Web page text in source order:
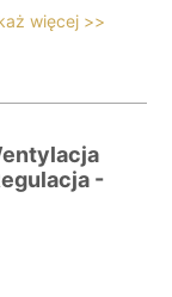
więcej >>
-